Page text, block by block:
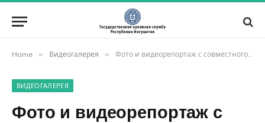
Home » Видеогалерея » Фото и видеорепортаж с совместного заседания научно-методических советов архивных учреждений Северо-Кавказского и Южного федеральных округов
ВИДЕОГАЛЕРЕЯ
Фото и видеорепортаж с